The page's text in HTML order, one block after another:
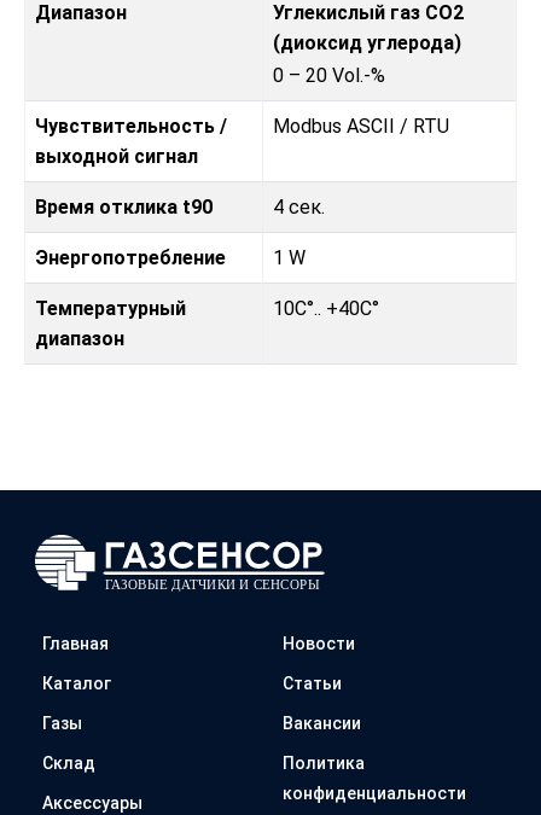
Диапазон
Углекислый газ CO2
(диоксид углерода)
0 – 20 Vol.-%
Чувствительность /
выходной сигнал
Modbus ASCII / RTU
Время отклика t90 4 сек.
Энергопотребление 1 W
Температурный
диапазон
10C°.. +40C°
Главная
Каталог
Газы
Склад
Аксессуары
Новости
Статьи
Вакансии
Политика
конфиденциальности